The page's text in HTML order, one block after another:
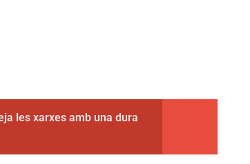
les xarxes amb una dura